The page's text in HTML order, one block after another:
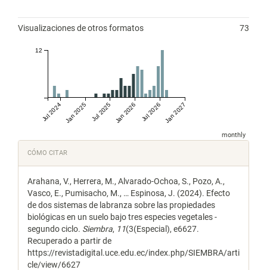
Visualizaciones de otros formatos 73
Jul 2024 Jan 2025 Jul 2025 Jan 2026 Jul 2026 Jan 2027
12
monthly
Detalles
del
artículo
CÓMO CITAR
Arahana, V., Herrera, M., Alvarado-Ochoa, S., Pozo, A.,
Vasco, E., Pumisacho, M., … Espinosa, J. (2024). Efecto
de dos sistemas de labranza sobre las propiedades
biológicas en un suelo bajo tres especies vegetales -
segundo ciclo. Siembra, 11(3(Especial), e6627.
Recuperado a partir de
https://revistadigital.uce.edu.ec/index.php/SIEMBRA/arti
cle/view/6627